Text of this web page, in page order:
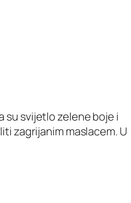
su svijetlo zelene boje i
zagrijanim maslacem. U